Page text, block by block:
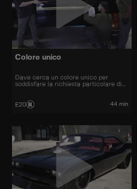
Colore unico
Dave cerca un colore unico per
soddisfare la richiesta particolare di
E20 44 min